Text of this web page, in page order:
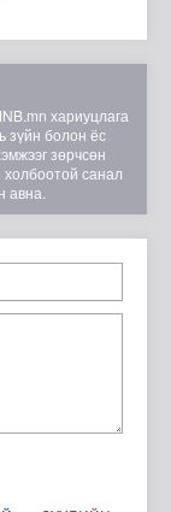
хариуцлага
зүйн болон ёс
зөрчсөн
холбоотой санал
авна.